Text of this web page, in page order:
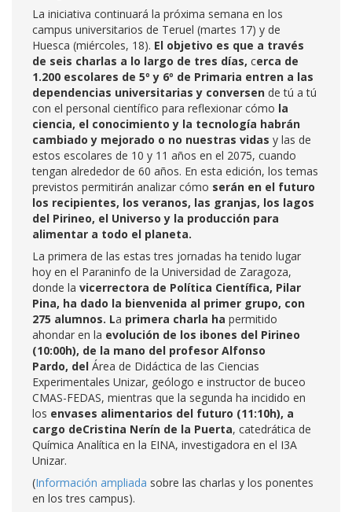
La iniciativa continuará la próxima semana en los
campus universitarios de Teruel (martes 17) y de
Huesca (miércoles, 18). El objetivo es que a través
de seis charlas a lo largo de tres días, cerca de
1.200 escolares de 5º y 6º de Primaria entren a las
dependencias universitarias y conversen de tú a tú
con el personal científico para reflexionar cómo la
ciencia, el conocimiento y la tecnología habrán
cambiado y mejorado o no nuestras vidas y las de
estos escolares de 10 y 11 años en el 2075, cuando
tengan alrededor de 60 años. En esta edición, los temas
previstos permitirán analizar cómo serán en el futuro
los recipientes, los veranos, las granjas, los lagos
del Pirineo, el Universo y la producción para
alimentar a todo el planeta.
La primera de las estas tres jornadas ha tenido lugar
hoy en el Paraninfo de la Universidad de Zaragoza,
donde la vicerrectora de Política Científica, Pilar
Pina, ha dado la bienvenida al primer grupo, con
275 alumnos. La primera charla ha permitido
ahondar en la evolución de los ibones del Pirineo
(10:00h), de la mano del profesor Alfonso
Pardo, del Área de Didáctica de las Ciencias
Experimentales Unizar, geólogo e instructor de buceo
CMAS-FEDAS, mientras que la segunda ha incidido en
los envases alimentarios del futuro (11:10h), a
cargo deCristina Nerín de la Puerta, catedrática de
Química Analítica en la EINA, investigadora en el I3A
Unizar.
(Información ampliada sobre las charlas y los ponentes
en los tres campus).